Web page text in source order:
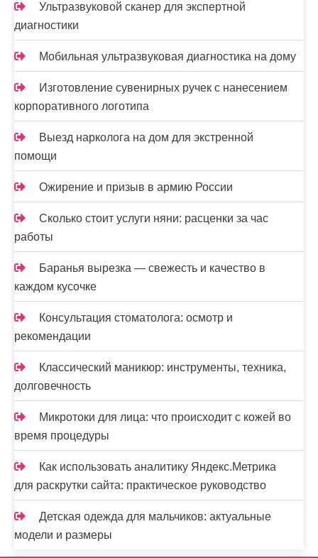
Ультразвуковой сканер для экспертной
диагностики
Мобильная ультразвуковая диагностика на дому
Изготовление сувенирных ручек с нанесением
корпоративного логотипа
Выезд нарколога на дом для экстренной
помощи
Ожирение и призыв в армию России
Сколько стоит услуги няни: расценки за час
работы
Баранья вырезка — свежесть и качество в
каждом кусочке
Консультация стоматолога: осмотр и
рекомендации
Классический маникюр: инструменты, техника,
долговечность
Микротоки для лица: что происходит с кожей во
время процедуры
Как использовать аналитику Яндекс.Метрика
для раскрутки сайта: практическое руководство
Детская одежда для мальчиков: актуальные
модели и размеры